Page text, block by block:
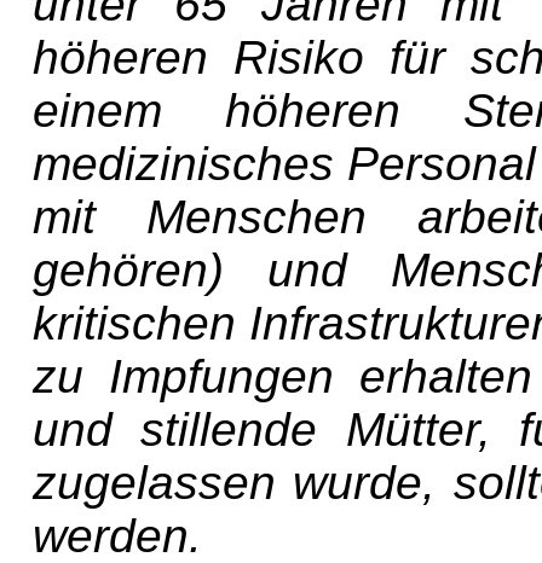
höheren Risiko für
einem höheren
medizinisches
mit Menschen
gehören) und
kritischen
zu Impfungen
und stillende Mütter,
zugelassen wurde,
werden.